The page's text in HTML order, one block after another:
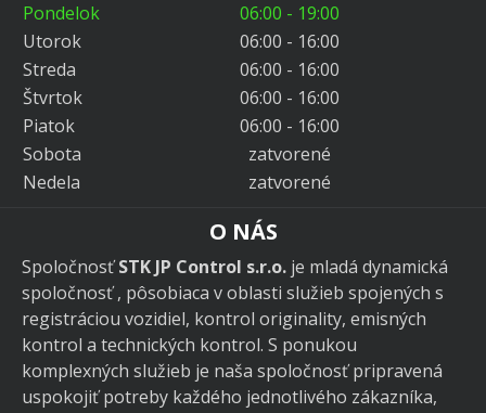
Pondelok
06:00 - 19:00
Utorok
06:00 - 16:00
Streda
06:00 - 16:00
Štvrtok
06:00 - 16:00
Piatok
06:00 - 16:00
Sobota
zatvorené
Nedela
zatvorené
O NÁS
SpoločnosťSTK JP Control s.r.o. je mladá dynamická
spoločnosť , pôsobiaca v oblasti služieb spojených s
registráciou vozidiel, kontrol originality, emisných
kontrol a technických kontrol. S ponukou
komplexných služieb je naša spoločnosť pripravená
uspokojiť potreby každého jednotlivého zákazníka,